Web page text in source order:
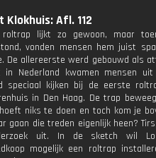
Klokhuis: Afl. 112
roltrap lijkt zo gewoon, maar
vonden mensen hem juist
De allereerste werd gebouwd als
in Nederland kwamen mensen
speciaal kijken bij de eerste
in Den Haag. De trap
niks te doen en toch kom je
gaan die treden eigenlijk heen?
uit. In de sketch wil
mogelijk een roltrap